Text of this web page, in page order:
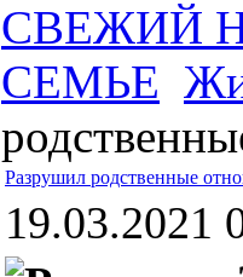
СВЕЖИЙ
СЕМЬЕ
Разрушил родственные
19.03.2021